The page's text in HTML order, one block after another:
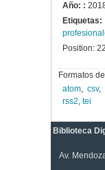
Año: :
Etiquetas:
Position:
Formatos
atom,csv,
rss2, tei
Biblioteca
Av.